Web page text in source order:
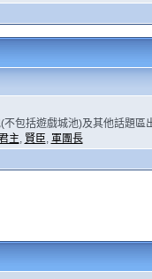
不包括遊戲城池)及其他話題區
主, 賢臣, 軍團長